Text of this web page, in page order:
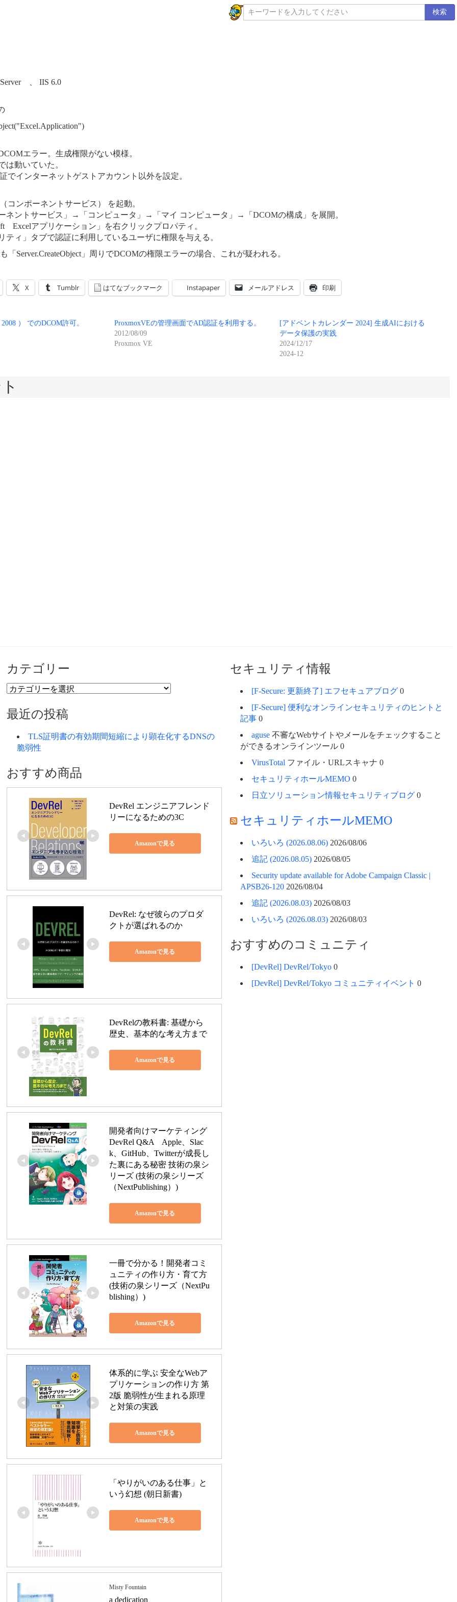
検索
Server 、 IIS 6.0
エラー。生成権限がない模様。
は動いていた。
でインターネットゲストアカウント以外を設定。
コンポーネントサービス） を起動。
ネントサービス」→「コンピュータ」→「マイ コンピュータ」→「DCOMの構成」を展開。
Excelアプリケーション」を右クリックプロパティ。
ティ」タブで認証に利用しているユーザに権限を与える。
「Server.CreateObject」周りでDCOMの権限エラーの場合、これが疑われる。
X Tumblr はてなブックマーク Instapaper メールアドレス 印刷
） でのDCOM許可。
ProxmoxVEの管理画面でAD認証を利用する。
2012/08/09
Proxmox VE
[アドベントカレンダー 2024] 生成AIにおける
データ保護の実践
2024/12/17
2024-12
カテゴリー
カ
ゴ
リ
最近の投稿
TLS証明書の有効期間短縮により顕在化するDNSの
脆弱性
おすすめ商品
DevRel エンジニアフレンド
リーになるための3C
Amazonで見る
DevRel: なぜ彼らのプロダ
クトが選ばれるのか
Amazonで見る
DevRelの教科書: 基礎から
歴史、基本的な考え方まで
Amazonで見る
開発者向けマーケティング
DevRel Q&A　Apple、Slac
k、GitHub、Twitterが成長し
た裏にある秘密 技術の泉シ
リーズ (技術の泉シリーズ
（NextPublishing）)
Amazonで見る
一冊で分かる！開発者コミ
ュニティの作り方・育て方
(技術の泉シリーズ（NextPu
blishing）)
Amazonで見る
体系的に学ぶ 安全なWebア
プリケーションの作り方 第
2版 脆弱性が生まれる原理
と対策の実践
Amazonで見る
「やりがいのある仕事」と
いう幻想 (朝日新書)
Amazonで見る
Misty Fountain
a dedication
セキュリティ情報
[F-Secure: 更新終了] エフセキュアブログ 0
[F-Secure] 便利なオンラインセキュリティのヒントと
記事 0
aguse 不審なWebサイトやメールをチェックすること
ができるオンラインツール 0
VirusTotal ファイル・URLスキャナ 0
セキュリティホールMEMO 0
日立ソリューション情報セキュリティブログ 0
セキュリティホールMEMO
いろいろ (2026.08.06) 2026/08/06
追記 (2026.08.05) 2026/08/05
Security update available for Adobe Campaign Classic |
APSB26-120 2026/08/04
追記 (2026.08.03) 2026/08/03
いろいろ (2026.08.03) 2026/08/03
おすすめのコミュニティ
[DevRel] DevRel/Tokyo 0
[DevRel] DevRel/Tokyo コミュニティイベント 0